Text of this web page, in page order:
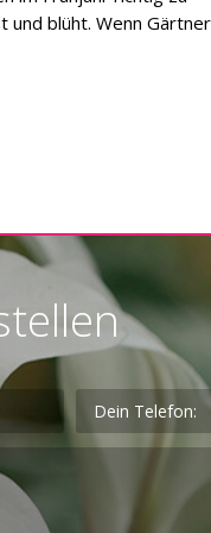
und blüht. Wenn